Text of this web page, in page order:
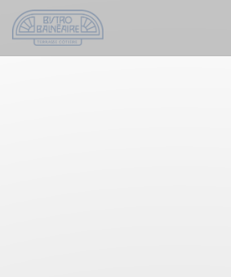
Cookie管理面板